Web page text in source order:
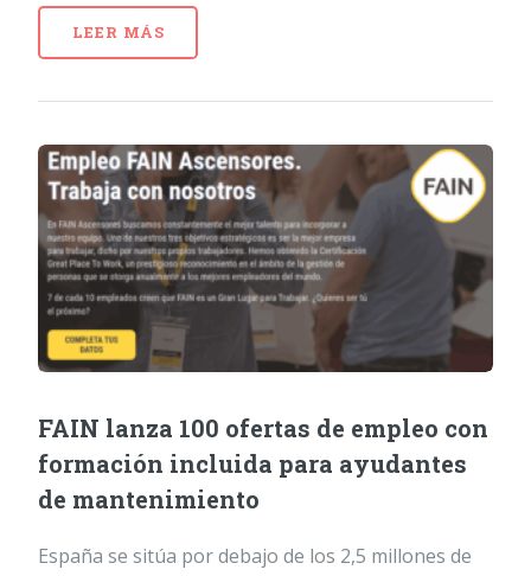
LEER MÁS
FAIN lanza 100 ofertas de empleo con
formación incluida para ayudantes
de mantenimiento
España se sitúa por debajo de los 2,5 millones de